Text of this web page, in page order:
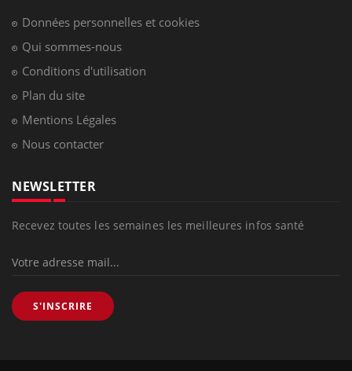
Données personnelles et cookies
Qui sommes-nous
Conditions d'utilisation
Plan du site
Mentions Légales
Nous contacter
NEWSLETTER
Recevez toutes les semaines les meilleures infos santé
S'INSCRIRE